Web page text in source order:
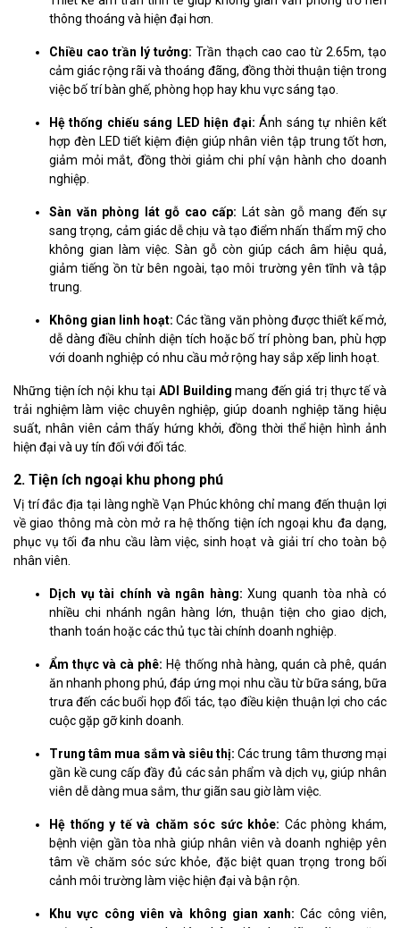
thông thoáng và hiện đại hơn.
Chiều cao trần lý tưởng: Trần thạch cao cao từ 2.65m, tạo
cảm giác rộng rãi và thoáng đãng, đồng thời thuận tiện trong
việc bố trí bàn ghế, phòng họp hay khu vực sáng tạo.
Hệ thống chiếu sáng LED hiện đại: Ánh sáng tự nhiên kết
hợp đèn LED tiết kiệm điện giúp nhân viên tập trung tốt hơn,
giảm mỏi mắt, đồng thời giảm chi phí vận hành cho doanh
nghiệp.
Sàn văn phòng lát gỗ cao cấp: Lát sàn gỗ mang đến sự
sang trọng, cảm giác dễ chịu và tạo điểm nhấn thẩm mỹ cho
không gian làm việc. Sàn gỗ còn giúp cách âm hiệu quả,
giảm tiếng ồn từ bên ngoài, tạo môi trường yên tĩnh và tập
trung.
Không gian linh hoạt: Các tầng văn phòng được thiết kế mở,
dễ dàng điều chỉnh diện tích hoặc bố trí phòng ban, phù hợp
với doanh nghiệp có nhu cầu mở rộng hay sắp xếp linh hoạt.
Những tiện ích nội khu tại ADI Building mang đến giá trị thực tế và
trải nghiệm làm việc chuyên nghiệp, giúp doanh nghiệp tăng hiệu
suất, nhân viên cảm thấy hứng khởi, đồng thời thể hiện hình ảnh
hiện đại và uy tín đối với đối tác.
2. Tiện ích ngoại khu phong phú
Vị trí đắc địa tại làng nghề Vạn Phúc không chỉ mang đến thuận lợi
về giao thông mà còn mở ra hệ thống tiện ích ngoại khu đa dạng,
phục vụ tối đa nhu cầu làm việc, sinh hoạt và giải trí cho toàn bộ
nhân viên.
Dịch vụ tài chính và ngân hàng: Xung quanh tòa nhà có
nhiều chi nhánh ngân hàng lớn, thuận tiện cho giao dịch,
thanh toán hoặc các thủ tục tài chính doanh nghiệp.
Ẩm thực và cà phê: Hệ thống nhà hàng, quán cà phê, quán
ăn nhanh phong phú, đáp ứng mọi nhu cầu từ bữa sáng, bữa
trưa đến các buổi họp đối tác, tạo điều kiện thuận lợi cho các
cuộc gặp gỡ kinh doanh.
Trung tâm mua sắm và siêu thị: Các trung tâm thương mại
gần kề cung cấp đầy đủ các sản phẩm và dịch vụ, giúp nhân
viên dễ dàng mua sắm, thư giãn sau giờ làm việc.
Hệ thống y tế và chăm sóc sức khỏe: Các phòng khám,
bệnh viện gần tòa nhà giúp nhân viên và doanh nghiệp yên
tâm về chăm sóc sức khỏe, đặc biệt quan trọng trong bối
cảnh môi trường làm việc hiện đại và bận rộn.
Khu vực công viên và không gian xanh: Các công viên,